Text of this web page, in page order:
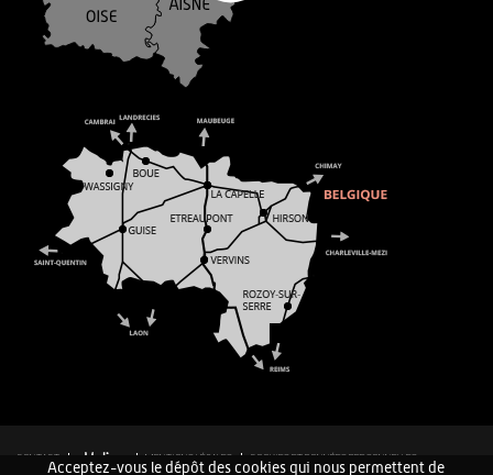
CONTACT MENTIONS LÉGALES COOKIES ET DONNÉES PERSONNELLES
Acceptez-vous le dépôt des cookies qui nous permettent de